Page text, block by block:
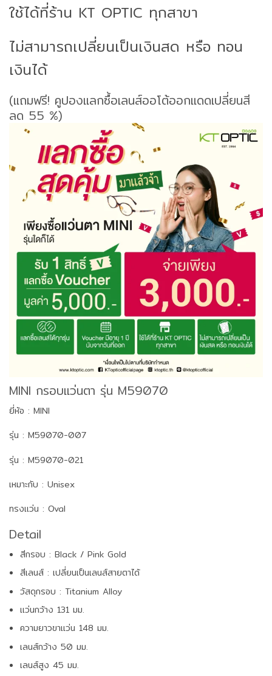
ใช้ได้ที่ร้าน KT OPTIC ทุกสาขา
ไม่สามารถเปลี่ยนเป็นเงินสด หรือ ทอน
เงินได้
(แถมฟรี! คูปองแลกซื้อเลนส์ออโต้ออกแดดเปลี่ยนสี
ลด 55 %)
MINI กรอบแว่นตา รุ่น M59070
ยี่ห้อ : MINI
รุ่น : M59070-007
รุ่น : M59070-021
เหมาะกับ : Unisex
ทรงแว่น : Oval
Detail
สีกรอบ : Black / Pink Gold
สีเลนส์ : เปลี่ยนเป็นเลนส์สายตาได้
วัสดุกรอบ : Titanium Alloy
แว่นกว้าง 131 มม.
ความยาวขาแว่น 148 มม.
เลนส์กว้าง 50 มม.
เลนส์สูง 45 มม.